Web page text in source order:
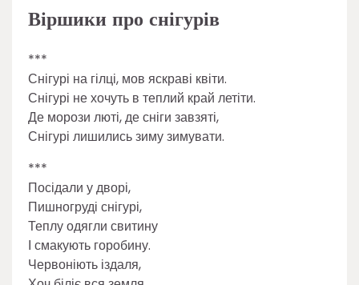
Віршики про снігурів
***
Снігурі на гілці, мов яскраві квіти.
Снігурі не хочуть в теплий край летіти.
Де морози люті, де сніги завзяті,
Снігурі лишились зиму зимувати.
***
Посідали у дворі,
Пишногруді снігурі,
Теплу одягли свитину
І смакують горобину.
Червоніють іздаля,